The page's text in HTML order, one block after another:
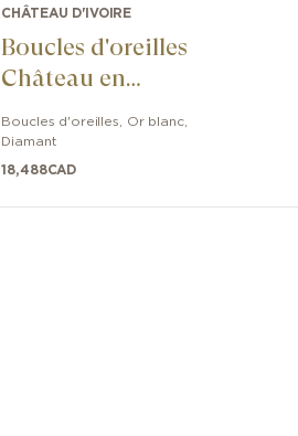
CHÂTEAU D'IVOIRE
Boucles d'oreilles
Château en
Boucles d'oreilles Or blanc,
Diamant
18,488CAD